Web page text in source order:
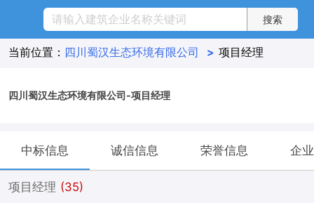
当前位置： 四川蜀汉生态环境有限公司 > 项目经理
四川蜀汉生态环境有限公司-项目经理
中标信息 诚信信息 荣誉信息 企
项目经理 (35)